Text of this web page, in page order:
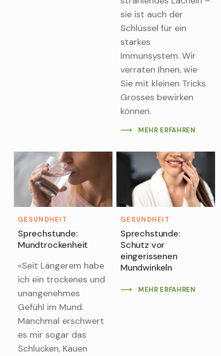
sie ist auch der
Schlüssel für ein
starkes
Immunsystem. Wir
verraten Ihnen, wie
Sie mit kleinen Tricks
Grosses bewirken
können.
MEHR ERFAHREN
GESUNDHEIT
Sprechstunde:
Mundtrockenheit
«Seit Längerem habe
ich ein trockenes und
unangenehmes
Gefühl im Mund.
Manchmal erschwert
es mir sogar das
Schlucken, Kauen
GESUNDHEIT
Sprechstunde:
Schutz vor
eingerissenen
Mundwinkeln
MEHR ERFAHREN